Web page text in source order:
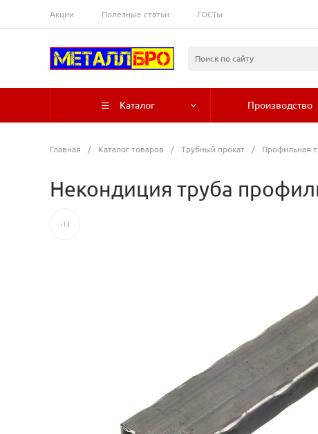
Акции Полезные статьи ГОСТы
Каталог Производство
Главная / Каталог товаров / Трубный прокат / Профильная
Некондиция труба